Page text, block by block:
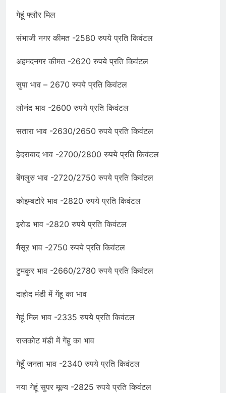
गेहूं फ्लौर मिल
संभाजी नगर कीमत -2580 रुपये प्रति किवंटल
अहमदनगर कीमत -2620 रुपये प्रति किवंटल
सुपा भाव – 2670 रुपये प्रति किवंटल
लोनंद भाव -2600 रुपये प्रति किवंटल
सतारा भाव -2630/2650 रुपये प्रति किवंटल
हेदराबाद भाव -2700/2800 रुपये प्रति किवंटल
बेंगलुरु भाव -2720/2750 रुपये प्रति किवंटल
कोइम्बटोरे भाव -2820 रुपये प्रति किवंटल
इरोड भाव -2820 रुपये प्रति किवंटल
मैसूर भाव -2750 रुपये प्रति किवंटल
टुमकुर भाव -2660/2780 रुपये प्रति किवंटल
दाहोद मंडी में गेंहू का भाव
गेहूं मिल भाव -2335 रुपये प्रति किवंटल
राजकोट मंडी में गेंहू का भाव
गेहूँ जनता भाव -2340 रुपये प्रति किवंटल
नया गेहूं सुपर मूल्य -2825 रुपये प्रति किवंटल